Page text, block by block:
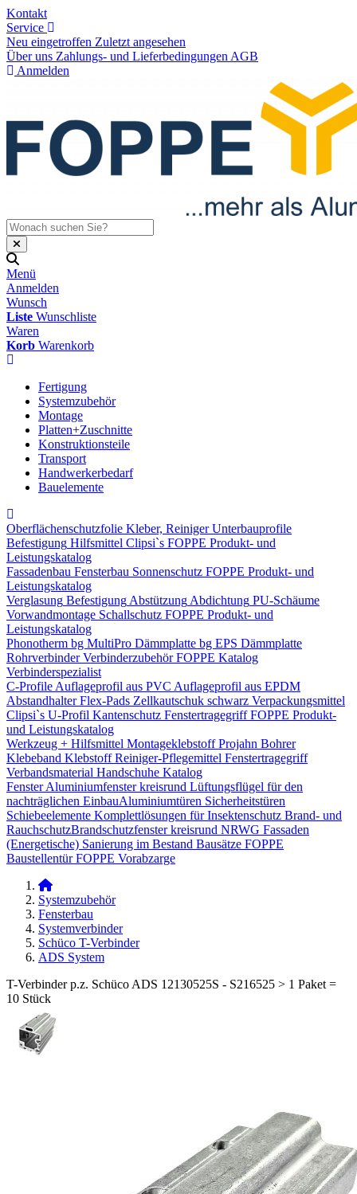
Kontakt
Service
Neu eingetroffen Zuletzt angesehen
Über uns Zahlungs- und Lieferbedingungen AGB
Anmelden
Menü
Anmelden
Wunsch
Liste Wunschliste
Waren
Korb Warenkorb
Fertigung
Systemzubehör
Montage
Platten+Zuschnitte
Konstruktionsteile
Transport
Handwerkerbedarf
Bauelemente
Oberflächenschutzfolie Kleber, Reiniger Unterbauprofile
Befestigung Hilfsmittel Clipsi`s FOPPE Produkt- und
Leistungskatalog
Fassadenbau Fensterbau Sonnenschutz FOPPE Produkt- und
Leistungskatalog
Verglasung Befestigung Abstützung Abdichtung PU-Schäume
Vorwandmontage Schallschutz FOPPE Produkt- und
Leistungskatalog
Phonotherm bg MultiPro Dämmplatte bg EPS Dämmplatte
Rohrverbinder Verbinderzubehör FOPPE Katalog
Verbinderspezialist
C-Profile Auflageprofil aus PVC Auflageprofil aus EPDM
Abstandhalter Flex-Pads Zellkautschuk schwarz Verpackungsmittel
Clipsi`s U-Profil Kantenschutz Fenstertragegriff FOPPE Produkt-
und Leistungskatalog
Werkzeug + Hilfsmittel Montageklebstoff Projahn Bohrer
Klebeband Klebstoff Reiniger-Pflegemittel Fenstertragegriff
Verbandsmaterial Handschuhe Katalog
Fenster Aluminiumfenster kreisrund Lüftungsflügel für den
nachträglichen Einbau​Aluminiumtüren Sicherheitstüren
Schiebeelemente Komplettlösungen für Insektenschutz Brand- und
Rauchschutz​Brandschutzfenster kreisrund NRWG Fassaden
(Energetische) Sanierung im Bestand Bausätze FOPPE
Baustellentür FOPPE Vorabzarge
Systemzubehör
Fensterbau
Systemverbinder
Schüco T-Verbinder
ADS System
T-Verbinder p.z. Schüco ADS 12130525S - S216525 > 1 Paket =
10 Stück